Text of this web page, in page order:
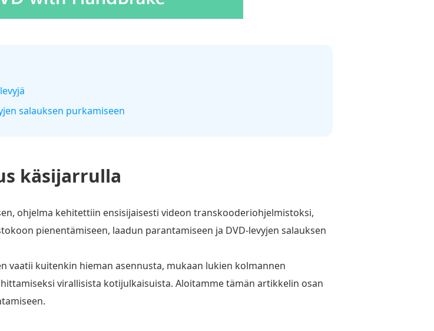
salauksen purkamiseen
käsijarrulla
ohjelma kehitettiin ensisijaisesti videon transkooderiohjelmistoksi,
pienentämiseen, laadun parantamiseen ja DVD-levyjen salauksen
vaatii kuitenkin hieman asennusta, mukaan lukien kolmannen
virallisista kotijulkaisuista. Aloitamme tämän artikkelin osan